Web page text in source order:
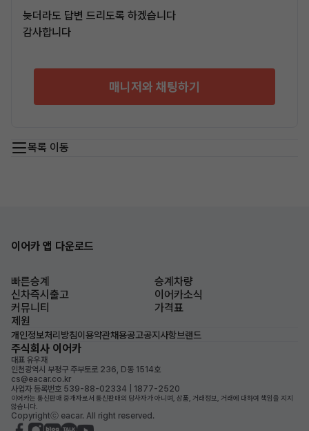
늦더라도 답변 드리도록 하겠습니다
감사합니다
매니저와 채팅하기
목록 이동
이어카 앱 다운로드
빠른승계
승계차량
신차즉시출고
이어카소식
커뮤니티
가격표
제원
개인정보처리방침이용약관채용공고공지사항브랜드
주식회사 이어카
대표 유우재
인천광역시 부평구 주부토로 236, D동 1514호
cs@eacar.co.kr
사업자 등록번호 539-88-02334 | 1877-2520
이어카는 통신판매 중개자로서 통신판매의 당사자가 아니며, 상품, 거래정보, 거래에 대하여 책임을 지지
않습니다.
Copyrightⓒ eacar. All right reserved.